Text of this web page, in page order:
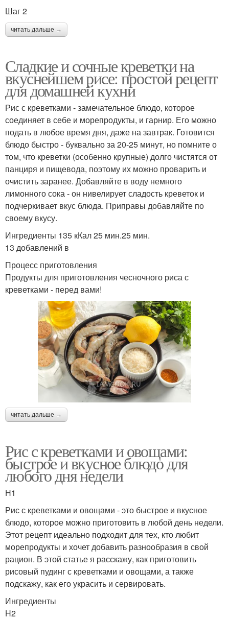
Шаг 2
читать дальше →
Сладкие и сочные креветки на
вкуснейшем рисе: простой рецепт
для домашней кухни
Рис с креветками - замечательное блюдо, которое
соединяет в себе и морепродукты, и гарнир. Его можно
подать в любое время дня, даже на завтрак. Готовится
блюдо быстро - буквально за 20-25 минут, но помните о
том, что креветки (особенно крупные) долго чистятся от
панциря и пищевода, поэтому их можно проварить и
очистить заранее. Добавляйте в воду немного
лимонного сока - он нивелирует сладость креветок и
подчеркивает вкус блюда. Приправы добавляйте по
своему вкусу.
Ингредиенты 135 кКал 25 мин.25 мин.
13 добавлений в
Процесс приготовления
Продукты для приготовления чесночного риса с
креветками - перед вами!
читать дальше →
Рис с креветками и овощами:
быстрое и вкусное блюдо для
любого дня недели
H1
Рис с креветками и овощами - это быстрое и вкусное
блюдо, которое можно приготовить в любой день недели.
Этот рецепт идеально подходит для тех, кто любит
морепродукты и хочет добавить разнообразия в свой
рацион. В этой статье я расскажу, как приготовить
рисовый пудинг с креветками и овощами, а также
подскажу, как его украсить и сервировать.
Ингредиенты
H2